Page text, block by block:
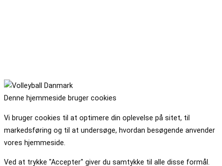
Denne hjemmeside bruger cookies
Vi bruger cookies til at optimere din oplevelse på sitet, til
markedsføring og til at undersøge, hvordan besøgende anvender
vores hjemmeside.
Ved at trykke "Accepter" giver du samtykke til alle disse formål.